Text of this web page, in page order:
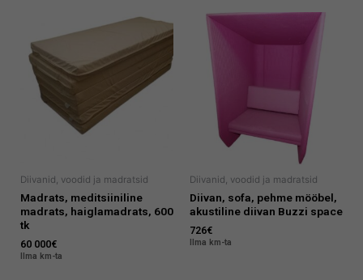
Diivanid, voodid ja madratsid
Madrats, meditsiiniline
madrats, haiglamadrats, 600
tk
60 000€
Ilma km-ta
Diivanid, voodid ja madratsid
Diivan, sofa, pehme mööbel,
akustiline diivan Buzzi space
726€
Ilma km-ta